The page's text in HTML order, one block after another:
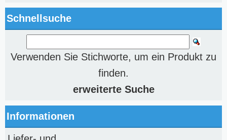
Schnellsuche
Verwenden Sie Stichworte, um ein Produkt zu
finden.
erweiterte Suche
Informationen